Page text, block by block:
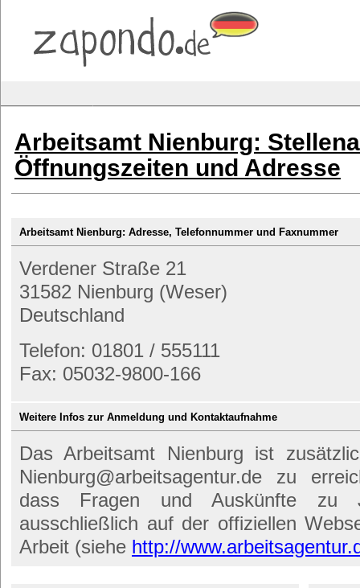
Arbeitsamt Nienburg:
Öffnungszeiten und Adresse
Arbeitsamt Nienburg: Adresse, Telefonnummer und Faxnummer
Verdener Straße 21
31582 Nienburg (Weser)
Deutschland
Telefon: 01801 / 555111
Fax: 05032-9800-166
Weitere Infos zur Anmeldung und Kontaktaufnahme
Das Arbeitsamt Nienburg ist
Nienburg@arbeitsagentur.de zu
dass Fragen und Auskünfte zu
ausschließlich auf der offiziellen
Arbeit (siehe http://